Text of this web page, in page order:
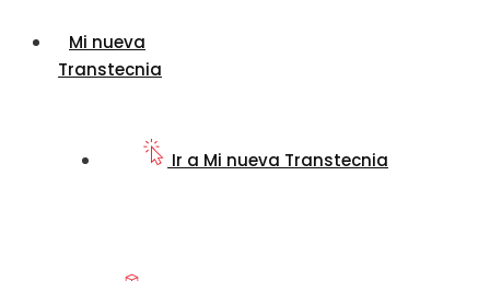
Mi nueva
Transtecnia
Ir a Mi nueva Transtecnia